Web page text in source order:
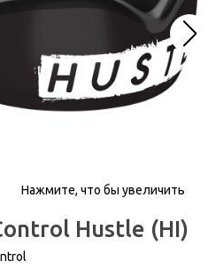
Нажмите, что бы увеличить
Hustle (HI)